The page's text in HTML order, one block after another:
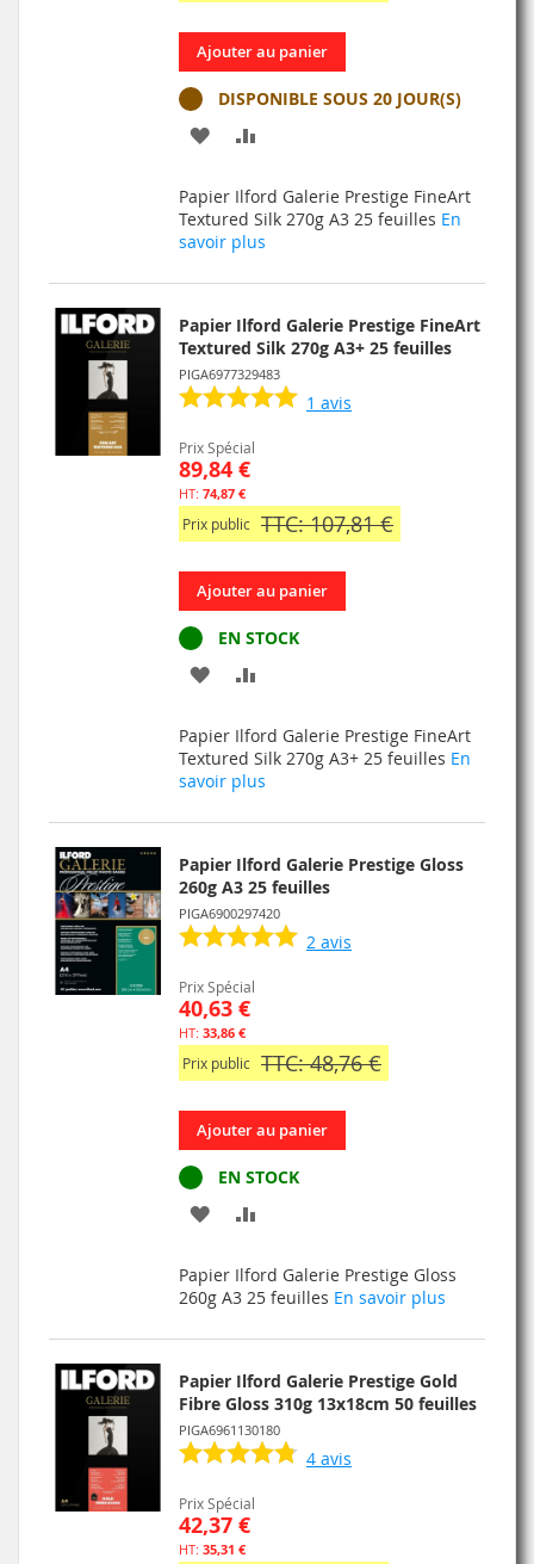
Ajouter au panier
DISPONIBLE SOUS 20 JOUR(S)
AJOUTER
MA
LISTE
COMPARATEUR
Papier Ilford Galerie Prestige FineArt
Textured Silk 270g A3 25 feuilles En
savoir plus
Papier Ilford Galerie Prestige FineArt
Textured Silk 270g A3+ 25 feuilles
PIGA6977329483
1 avis
Prix Spécial
89,84 €
74,87 €
Prix public TTC: 107,81 €
Ajouter au panier
EN STOCK
AJOUTER
MA
LISTE
COMPARATEUR
Papier Ilford Galerie Prestige FineArt
Textured Silk 270g A3+ 25 feuilles En
savoir plus
Papier Ilford Galerie Prestige Gloss
260g A3 25 feuilles
PIGA6900297420
2 avis
Prix Spécial
40,63 €
33,86 €
Prix public TTC: 48,76 €
Ajouter au panier
EN STOCK
AJOUTER
MA
LISTE
D’ENVIE
COMPARATEUR
Papier Ilford Galerie Prestige Gloss
260g A3 25 feuilles En savoir plus
Papier Ilford Galerie Prestige Gold
Fibre Gloss 310g 13x18cm 50 feuilles
PIGA6961130180
4 avis
Prix Spécial
42,37 €
35,31 €